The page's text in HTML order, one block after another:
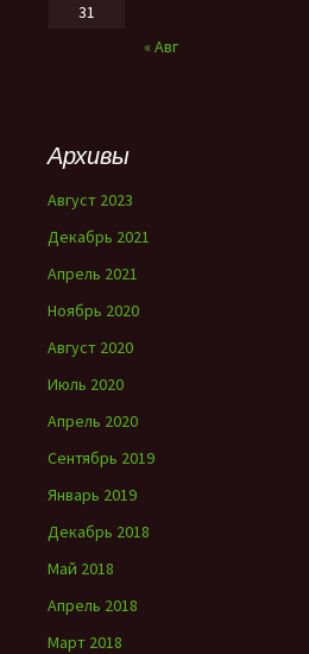
« Авг
31
Архивы
Август 2023
Декабрь 2021
Апрель 2021
Ноябрь 2020
Август 2020
Июль 2020
Апрель 2020
Сентябрь 2019
Январь 2019
Декабрь 2018
Май 2018
Апрель 2018
Март 2018